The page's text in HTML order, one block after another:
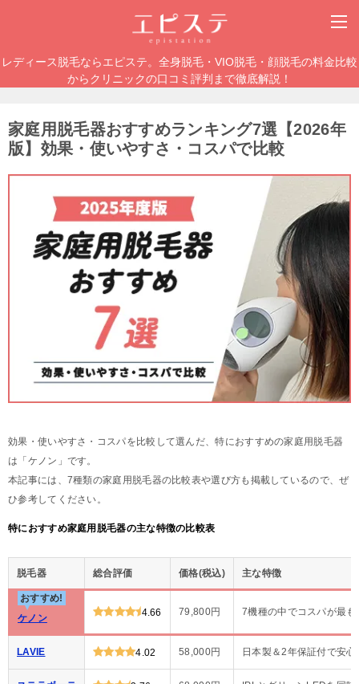
レディース脱毛ならエピステ。全身脱毛・VIO脱毛・顔脱毛の料金比較
からクリニックの口コミ評判まで徹底解説！
家庭用脱毛器おすすめランキング7選【2026年
版】効果・使いやすさ・コスパで比較
効果・使いやすさ・コスパを比較して選んだ、特におすすめの家庭用脱毛器
は「ケノン」です。
本記事には、7種類の家庭用脱毛器の比較表や選び方も掲載しているので、ぜ
ひ参考してください。
特におすすめ家庭用脱毛器の主な特徴の比較表
脱毛器 総合評価 価格(税込) 主な特徴
おすすめ!
ケノン
4.66 79,800円 7機種の中でコスパが最も
LAVIE 4.02 58,000円 日本製＆2年保証付で安